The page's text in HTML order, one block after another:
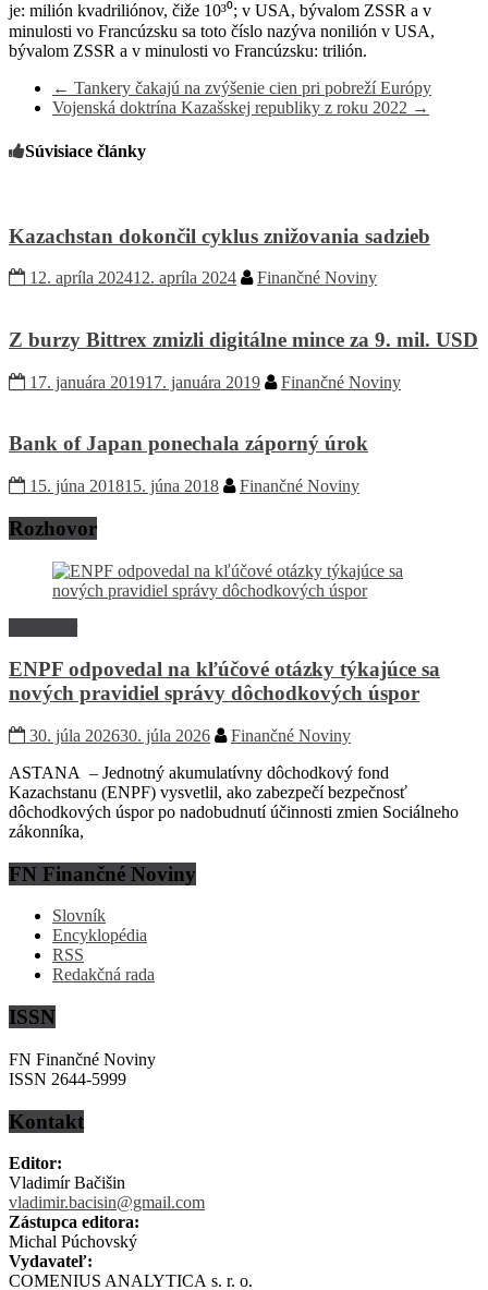
je: milión kvadriliónov, čiže 10³⁰; v USA, bývalom ZSSR a v
minulosti vo Francúzsku sa toto číslo nazýva nonilión v USA,
bývalom ZSSR a v minulosti vo Francúzsku: trilión.
← Tankery čakajú na zvýšenie cien pri pobreží Európy
Vojenská doktrína Kazašskej republiky z roku 2022 →
Súvisiace články
Kazachstan dokončil cyklus znižovania sadzieb
12. apríla 202412. apríla 2024 Finančné Noviny
Z burzy Bittrex zmizli digitálne mince za 9. mil. USD
17. januára 201917. januára 2019 Finančné Noviny
Bank of Japan ponechala záporný úrok
15. júna 201815. júna 2018 Finančné Noviny
Rozhovor
ENPF odpovedal na kľúčové otázky týkajúce sa
nových pravidiel správy dôchodkových úspor
30. júla 202630. júla 2026
Finančné Noviny
ASTANA – Jednotný akumulatívny dôchodkový fond
Kazachstanu (ENPF) vysvetlil, ako zabezpečí bezpečnosť
dôchodkových úspor po nadobudnutí účinnosti zmien Sociálneho
zákonníka,
FN Finančné Noviny
Slovník
Encyklopédia
RSS
Redakčná rada
ISSN
FN Finančné Noviny
ISSN 2644-5999
Kontakt
Editor:
Vladimír Bačišin
vladimir.bacisin@gmail.com
Zástupca editora:
Michal Púchovský
Vydavateľ:
COMENIUS ANALYTICA s. r. o.